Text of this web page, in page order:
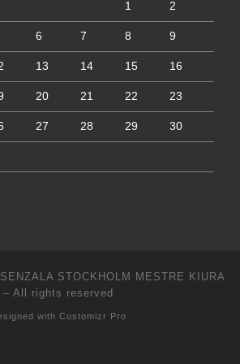
1 2
6 7 8 9
13 14 15 16
20 21 22 23
27 28 29 30
STOCKHOLM MESTRE KIURA
– All rights reserved
with Customizr Pro